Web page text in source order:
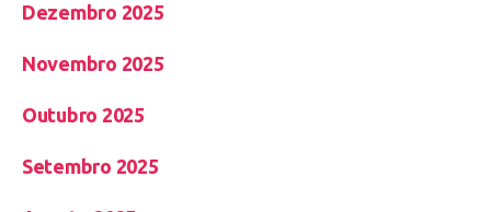
Dezembro 2025
Novembro 2025
Outubro 2025
Setembro 2025